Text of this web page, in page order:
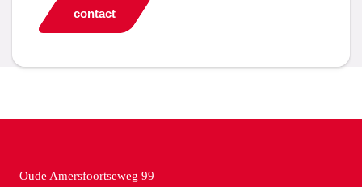
contact
Oude Amersfoortseweg 99